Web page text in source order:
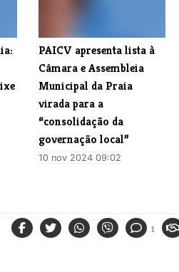
PAICV apresenta lista à
Câmara e Assembleia
Municipal da Praia
virada para a
“consolidação da
governação local”
10 nov 2024 09:02
1